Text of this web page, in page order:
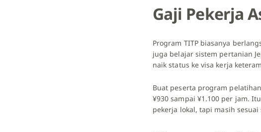
Gaji Pekerja
Program TITP biasanya
juga belajar sistem pertanian
naik status ke visa kerja
Buat peserta program
¥930 sampai ¥1.100 per jam.
pekerja lokal, tapi masih